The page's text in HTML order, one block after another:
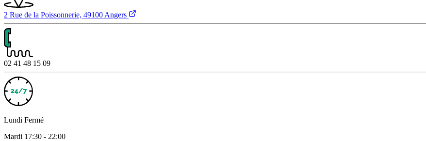
2 Rue de la Poissonnerie, 49100 Angers
02 41 48 15 09
Lundi Fermé
Mardi 17:30 - 22:00